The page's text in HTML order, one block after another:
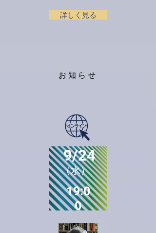
詳しく見る
お知らせ
（水）
9/24
19:0
0